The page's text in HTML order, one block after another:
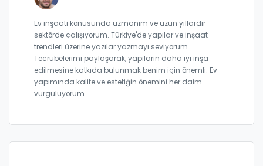
Ev inşaatı konusunda uzmanım ve uzun yıllardır
sektörde çalışıyorum. Türkiye'de yapılar ve inşaat
trendleri üzerine yazılar yazmayı seviyorum.
Tecrübelerimi paylaşarak, yapıların daha iyi inşa
edilmesine katkıda bulunmak benim için önemli. Ev
yapımında kalite ve estetiğin önemini her daim
vurguluyorum.